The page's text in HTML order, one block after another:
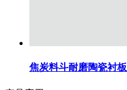
焦炭料斗耐磨陶瓷衬板